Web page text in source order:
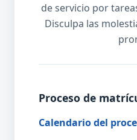
de servicio por
Disculpa las
Proceso de
Calendario del